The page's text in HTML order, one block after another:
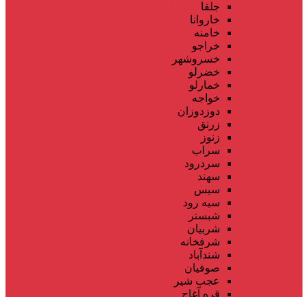
جلفا
خاروانا
خامنه
خراجو
خسروشهر
خضرلو
خمارلو
خواجه
دوزدوزان
زرنق
زنوز
سراب
سردرود
سهند
سیس
سیه رود
شبستر
شربیان
شرفخانه
شندآباد
صوفیان
عجب شیر
قره آغاج